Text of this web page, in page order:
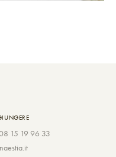
15 19 96 33